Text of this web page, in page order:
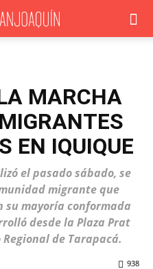
MARCHA
EN IQUIQUE
el pasado sábado, se
migrante que
su mayoría conformada
desde la Plaza Prat
de Tarapacá.
938